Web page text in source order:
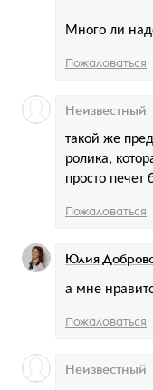
Много ли
Пожаловаться
такой же
ролика,
просто печет
Неизвестный
Пожаловаться
а мне
Юлия
Пожаловаться
Неизвестный